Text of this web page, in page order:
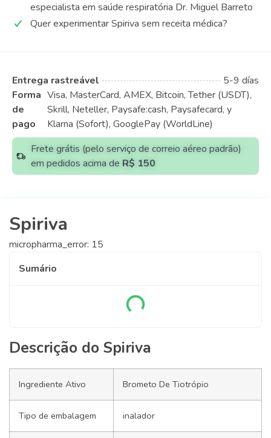
especialista em saúde respiratória Dr. Miguel Barreto
Quer experimentar Spiriva sem receita médica?
Entrega rastreável
5-9 días
Forma
de
pago
Visa, MasterCard, AMEX, Bitcoin, Tether (USDT),
Skrill, Neteller, Paysafe:cash, Paysafecard, y
Klarna (Sofort), GooglePay (WorldLine)
Frete grátis (pelo serviço de correio aéreo padrão)
em pedidos acima de R$ 150
Spiriva
micropharma_error: 15
Sumário
Descrição do Spiriva
Ingrediente Ativo Brometo De Tiotrópio
Tipo de embalagem inalador